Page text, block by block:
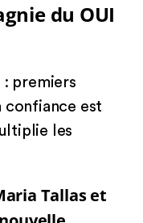
du OUI
: premiers
confiance est
les
Tallas et